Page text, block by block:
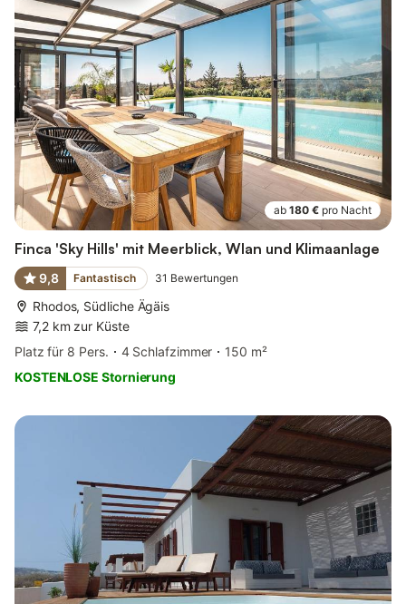
ab 180 € pro Nacht
Finca 'Sky Hills' mit Meerblick, Wlan und Klimaanlage
9,8 Fantastisch 31 Bewertungen
Rhodos, Südliche Ägäis
7,2 km zur Küste
Platz für 8 Pers.
4 Schlafzimmer
150 m²
KOSTENLOSE Stornierung